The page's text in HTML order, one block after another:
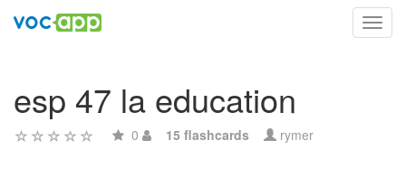
esp 47 la education
0 15 flashcards rymer